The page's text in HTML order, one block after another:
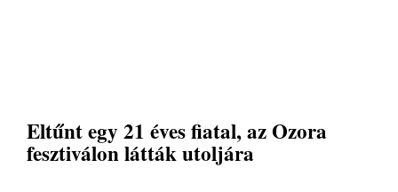
Eltűnt egy 21 éves fiatal, az Ozora
fesztiválon látták utoljára